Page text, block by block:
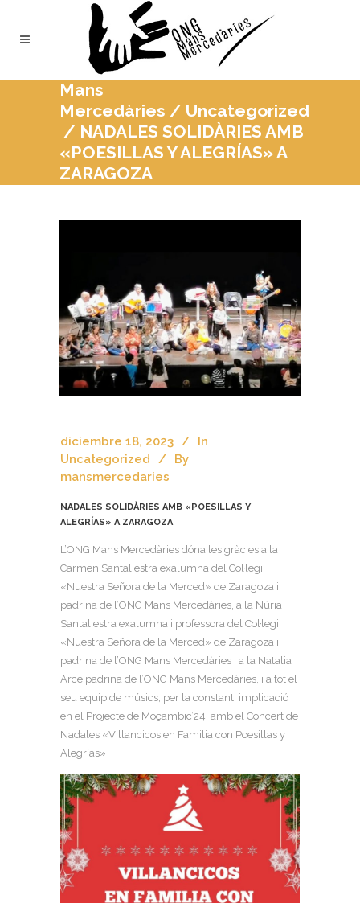
Mans
Mercedàries / Uncategorized
/ NADALES SOLIDÀRIES AMB
«POESILLAS Y ALEGRÍAS» A
ZARAGOZA
diciembre 18, 2023
In
Uncategorized
By
mansmercedaries
NADALES SOLIDÀRIES AMB «POESILLAS Y
ALEGRÍAS» A ZARAGOZA
L’ONG Mans Mercedàries dóna les gràcies a la
Carmen Santaliestra exalumna del Col·legi
«Nuestra Señora de la Merced» de Zaragoza i
padrina de l’ONG Mans Mercedàries, a la Núria
Santaliestra exalumna i professora del Col·legi
«Nuestra Señora de la Merced» de Zaragoza i
padrina de l’ONG Mans Mercedàries i a la Natalia
Arce padrina de l’ONG Mans Mercedàries, i a tot el
seu equip de músics, per la constant implicació
en el Projecte de Moçambic’24 amb el Concert de
Nadales «Villancicos en Familia con Poesillas y
Alegrías»